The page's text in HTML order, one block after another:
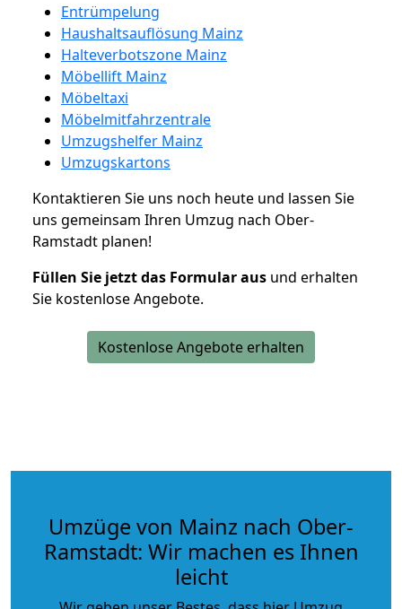
Entrümpelung
Haushaltsauflösung Mainz
Halteverbotszone Mainz
Möbellift Mainz
Möbeltaxi
Möbelmitfahrzentrale
Umzugshelfer Mainz
Umzugskartons
Kontaktieren Sie uns noch heute und lassen Sie
uns gemeinsam Ihren Umzug nach Ober-
Ramstadt planen!
Füllen Sie jetzt das Formular aus und erhalten
Sie kostenlose Angebote.
Kostenlose Angebote erhalten
Umzüge von Mainz nach Ober-
Ramstadt: Wir machen es Ihnen
leicht